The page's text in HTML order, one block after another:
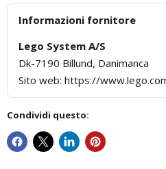
Informazioni fornitore
Lego System A/S
Dk-7190 Billund, Danimanca
Sito web: https://
Condividi questo: